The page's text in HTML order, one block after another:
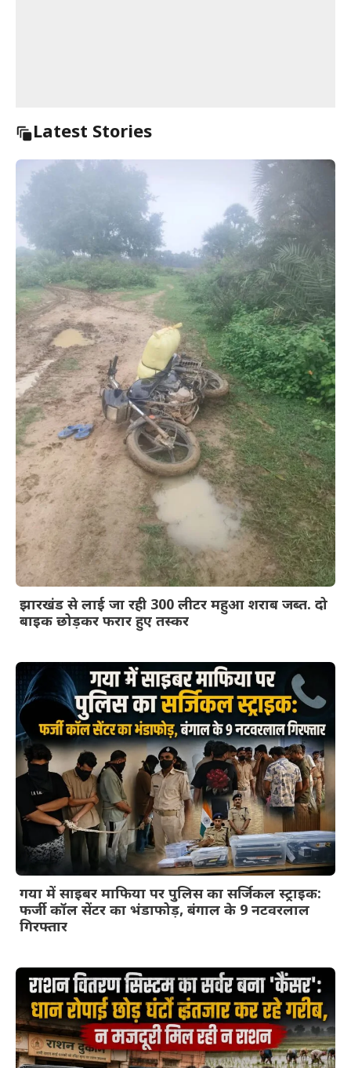
Latest Stories
झारखंड से लाई जा रही 300 लीटर महुआ शराब जब्त. दो
बाइक छोड़कर फरार हुए तस्कर
गया में साइबर माफिया पर पुलिस का सर्जिकल स्ट्राइक:
फर्जी कॉल सेंटर का भंडाफोड़, बंगाल के 9 नटवरलाल
गिरफ्तार